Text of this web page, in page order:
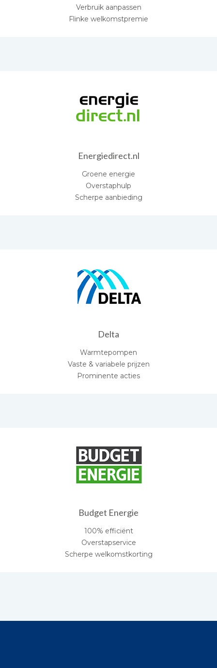
Verbruik aanpassen
Flinke welkomstpremie
Energiedirect.nl
Groene energie
Overstaphulp
Scherpe aanbieding
Delta
Warmtepompen
Vaste & variabele prijzen
Prominente acties
Budget Energie
100% efficiënt
Overstapservice
Scherpe welkomstkorting